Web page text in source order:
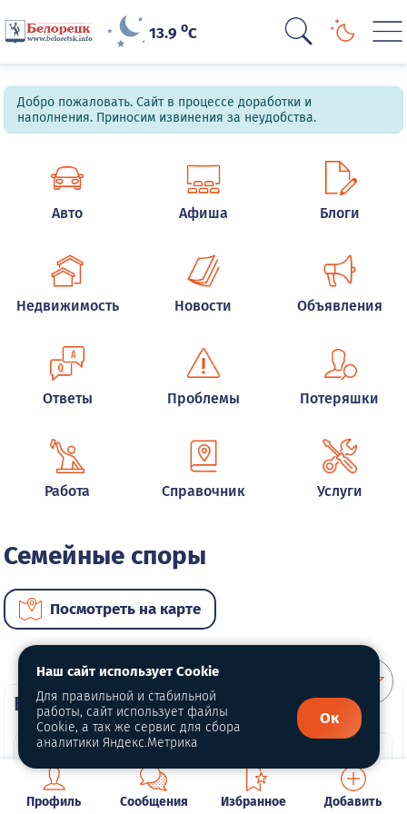
13.9oC
Добро пожаловать. Сайт в процессе доработки и
наполнения. Приносим извинения за неудобства.
Авто Афиша Блоги
Недвижимость Новости Объявления
Ответы Проблемы Потеряшки
Работа Справочник Услуги
Семейные споры
Посмотреть на карте
ВИП услуги
Профиль Сообщения Избранное Добавить
Наш сайт использует Cookie
Для правильной и стабильной
работы, сайт использует файлы
Cookie, а так же сервис для сбора
аналитики Яндекс.Метрика
Ок